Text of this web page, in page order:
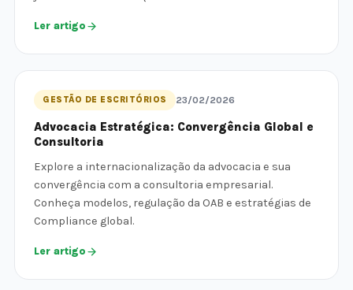
Ler artigo
GESTÃO DE ESCRITÓRIOS 23/02/2026
Advocacia Estratégica: Convergência Global e
Consultoria
Explore a internacionalização da advocacia e sua
convergência com a consultoria empresarial.
Conheça modelos, regulação da OAB e estratégias de
Compliance global.
Ler artigo